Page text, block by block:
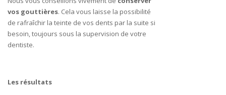
vos gouttières. Cela vous laisse la possibilité
de rafraîchir la teinte de vos dents par la suite si
besoin, toujours sous la supervision de votre
dentiste.
Les résultats